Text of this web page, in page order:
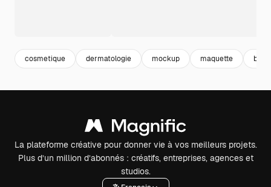
cosmetique dermatologie mockup maquette
La plateforme créative pour donner vie à vos meilleurs projets.
Plus d’un million d’abonnés : créatifs, entreprises, agences et
studios.